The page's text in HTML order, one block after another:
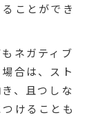
ことができ
ネガティブ
合は、スト
、且つしな
けることも